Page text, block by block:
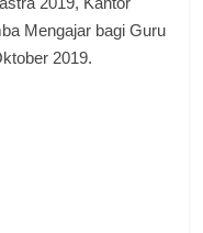
Mengajar bagi Guru
2019.